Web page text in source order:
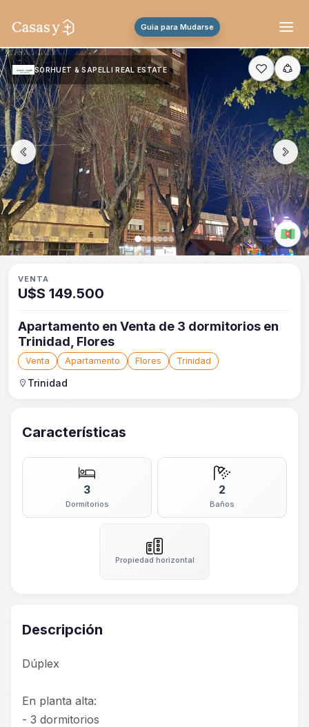
Guia para Mudarse
SORHUET & SAPELLI REAL ESTATE
VENTA
U$S 149.500
Apartamento en Venta de 3 dormitorios en
Trinidad, Flores
Venta Apartamento Flores Trinidad
Trinidad
Características
3
Dormitorios
2
Baños
Propiedad horizontal
Descripción
Dúplex
En planta alta:
- 3 dormitorios